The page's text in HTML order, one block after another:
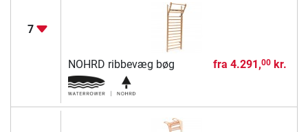
7
NOHRD ribbevæg bøg fra 4.291,00kr.